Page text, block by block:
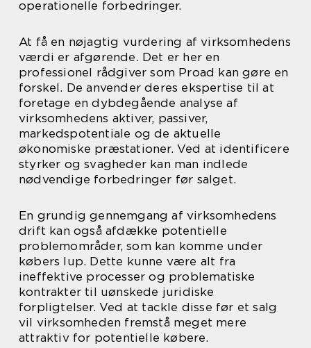
operationelle forbedringer.
At få en nøjagtig vurdering af virksomhedens
værdi er afgørende. Det er her en
professionel rådgiver som Proad kan gøre en
forskel. De anvender deres ekspertise til at
foretage en dybdegående analyse af
virksomhedens aktiver, passiver,
markedspotentiale og de aktuelle
økonomiske præstationer. Ved at identificere
styrker og svagheder kan man indlede
nødvendige forbedringer før salget.
En grundig gennemgang af virksomhedens
drift kan også afdække potentielle
problemområder, som kan komme under
købers lup. Dette kunne være alt fra
ineffektive processer og problematiske
kontrakter til uønskede juridiske
forpligtelser. Ved at tackle disse før et salg
vil virksomheden fremstå meget mere
attraktiv for potentielle købere.